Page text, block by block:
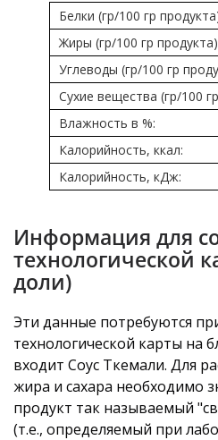
Белки (гр/100 гр
Жиры (гр/100 гр
Углеводы (гр/100 гр
Сухие вещества (гр/100
Влажность в %:
Калорийность, ккал:
Калорийность, кДж:
Информация для
технологической
доли)
Эти данные потребуются
технологической карты на
входит Соус Ткемали. Для
жира и сахара необходимо
продукт так называемый
(т.е., определяемый при